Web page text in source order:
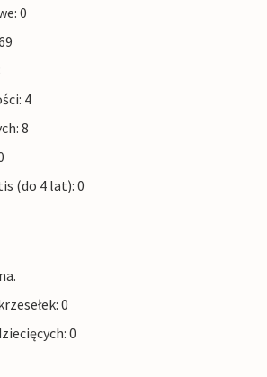
0
4
8
(do 4 lat): 0
0
0